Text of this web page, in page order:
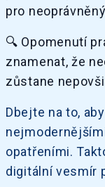
pro
🔍 Opomenutí
znamenat, že
zůstane
Dbejte na to,
opatřeními.
digitální vesmír